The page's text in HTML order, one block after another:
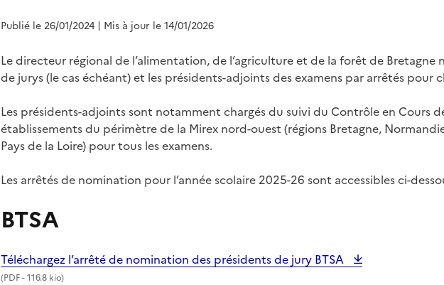
Publié le 26/01/2024 | Mis à jour le 14/01/2026
Le directeur régional de l’alimentation, de l’agriculture et de la forêt de Bretagne
de jurys (le cas échéant) et les présidents-adjoints des examens par arrêtés pour
Les présidents-adjoints sont notamment chargés du suivi du Contrôle en Cours
établissements du périmètre de la Mirex nord-ouest (régions Bretagne,
Pays de la Loire) pour tous les examens.
Les arrêtés de nomination pour l’année scolaire 2025-26 sont accessibles ci-
BTSA
Téléchargez l’arrêté de nomination des présidents de jury BTSA
(PDF- 116.8 kio)